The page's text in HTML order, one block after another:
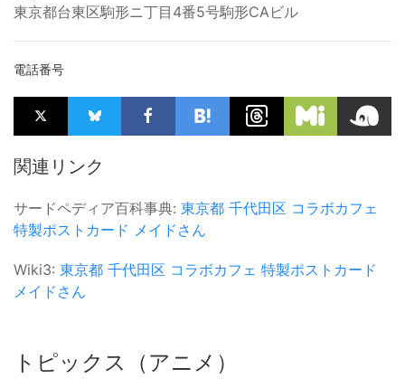
東京都台東区駒形ニ丁目4番5号駒形CAビル
電話番号
関連リンク
サードペディア百科事典: 東京都 千代田区 コラボカフェ
特製ポストカード メイドさん
Wiki3: 東京都 千代田区 コラボカフェ 特製ポストカード
メイドさん
トピックス（アニメ）